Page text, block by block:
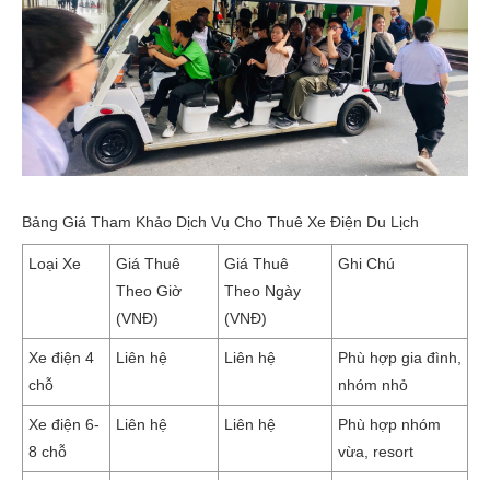
Bảng Giá Tham Khảo Dịch Vụ Cho Thuê Xe Điện Du Lịch
Loại Xe
Giá Thuê
Theo Giờ
(VNĐ)
Giá Thuê
Theo Ngày
(VNĐ)
Ghi Chú
Xe điện 4
chỗ
Liên hệ Liên hệ
Phù hợp gia đình,
nhóm nhỏ
Xe điện 6-
8 chỗ
Liên hệ Liên hệ
Phù hợp nhóm
vừa, resort